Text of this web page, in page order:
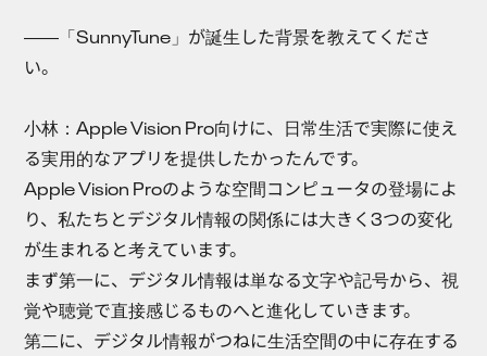
――「SunnyTune」が誕生した背景を教えてくださ
い。
小林 ：Apple Vision Pro向けに、日常生活で実際に使え
る実用的なアプリを提供したかったんです。
Apple Vision Proのような空間コンピュータの登場によ
り、私たちとデジタル情報の関係には大きく3つの変化
が生まれると考えています。
まず第一に、デジタル情報は単なる文字や記号から、視
覚や聴覚で直接感じるものへと進化していきます。
第二に、デジタル情報がつねに生活空間の中に存在する